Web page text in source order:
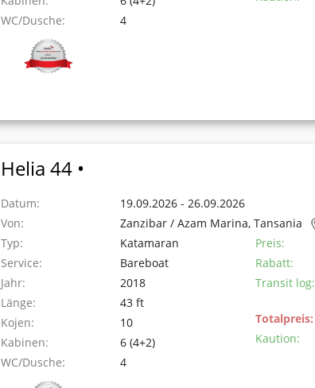
WC/Dusche:
4
Helia 44 •
Datum:
19.09.2026 - 26.09.2026
Von:
Zanzibar / Azam Marina, Tansania
Typ:
Katamaran
Service:
Bareboat
Jahr:
2018
Länge:
43 ft
Kojen:
10
Kabinen:
6 (4+2)
WC/Dusche:
4
Preis:
Rabatt:
Transit log:
Totalpreis:
Kaution: